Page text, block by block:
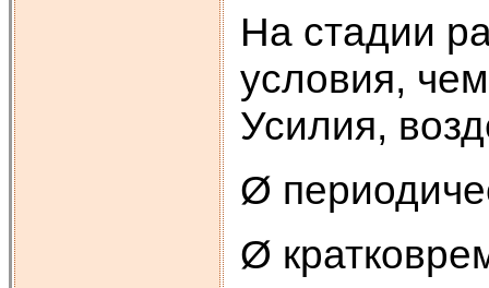
На стадии
условия,
Усилия,
Ø
Ø